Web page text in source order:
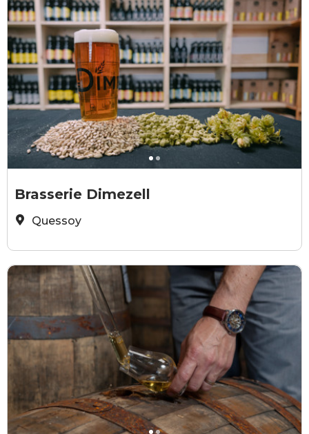
© Brasserie Dimezell
Brasserie Dimezell
Quessoy